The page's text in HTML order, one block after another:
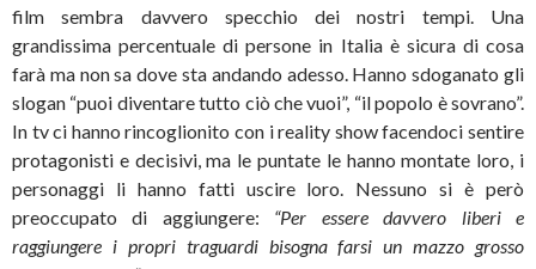
film sembra davvero specchio dei nostri tempi. Una
grandissima percentuale di persone in Italia è sicura di cosa
farà ma non sa dove sta andando adesso. Hanno sdoganato gli
slogan “puoi diventare tutto ciò che vuoi”, “il popolo è sovrano”.
In tv ci hanno rincoglionito con i reality show facendoci sentire
protagonisti e decisivi, ma le puntate le hanno montate loro, i
personaggi li hanno fatti uscire loro. Nessuno si è però
preoccupato di aggiungere: “Per essere davvero liberi e
raggiungere i propri traguardi bisogna farsi un mazzo grosso